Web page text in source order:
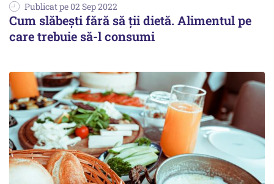
Publicat pe 02 Sep 2022
Cum slăbești fără să ții dietă. Alimentul pe
care trebuie să-l consumi